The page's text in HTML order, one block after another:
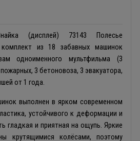
(дисплей) 73143 Полесье
из 18 забавных машинок
одноименного мультфильма (3
3 бетоновоза, 3 эвакуатора,
от 1 года.
выполнен в ярком современном
устойчивого к деформации и
гладкая и приятная на ощупь. Яркие
крутящимися колёсами, поэтому